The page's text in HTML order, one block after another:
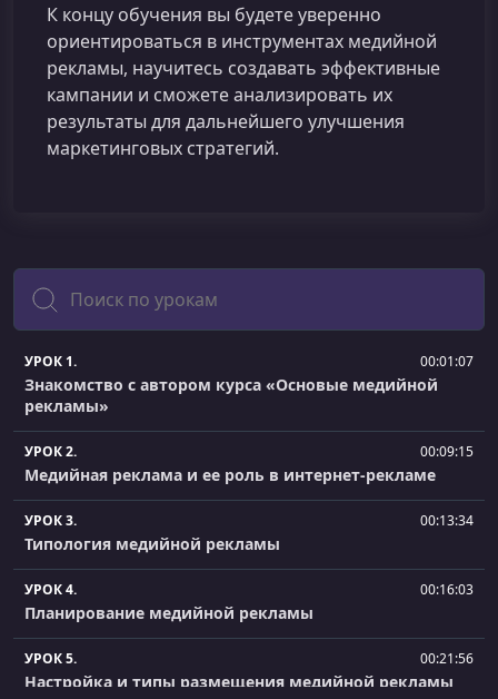
К концу обучения вы будете уверенно
ориентироваться в инструментах медийной
рекламы, научитесь создавать эффективные
кампании и сможете анализировать их
результаты для дальнейшего улучшения
маркетинговых стратегий.
Поиск
УРОК 1. 00:01:07
Знакомство с автором курса «Основые медийной
рекламы»
УРОК 2. 00:09:15
Медийная реклама и ее роль в интернет-рекламе
УРОК 3. 00:13:34
Типология медийной рекламы
УРОК 4. 00:16:03
Планирование медийной рекламы
УРОК 5. 00:21:56
Настройка и типы размещения медийной рекламы